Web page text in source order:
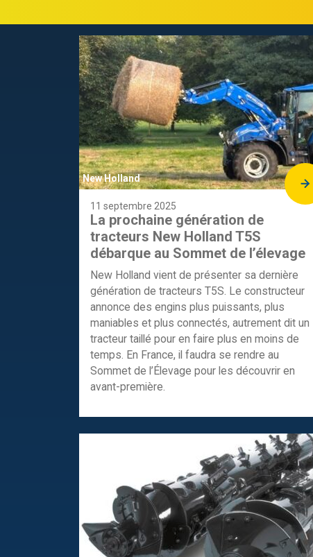
New Holland
11 septembre 2025
La prochaine génération de
tracteurs New Holland T5S
débarque au Sommet de l’élevage
New Holland vient de présenter sa dernière
génération de tracteurs T5S. Le constructeur
annonce des engins plus puissants, plus
maniables et plus connectés, autrement dit un
tracteur taillé pour en faire plus en moins de
temps. En France, il faudra se rendre au
Sommet de l’Élevage pour les découvrir en
avant-première.